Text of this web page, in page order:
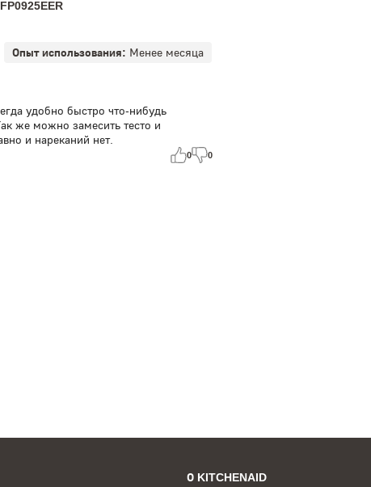
Опыт использования: Менее месяца
удобно быстро что-нибудь
же можно замесить тесто и
и нареканий нет.
0 0
О KITCHENAID